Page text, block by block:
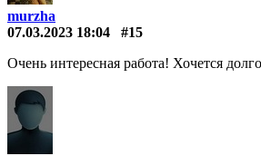
murzha
07.03.2023 18:04
#15
Очень интересная работа! Хочется